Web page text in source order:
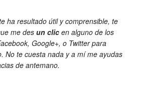
ha resultado útil y comprensible, te
me des un clicen alguno de los
Google+, o Twitter para
No te cuesta nada y a mí me ayudas
de antemano.